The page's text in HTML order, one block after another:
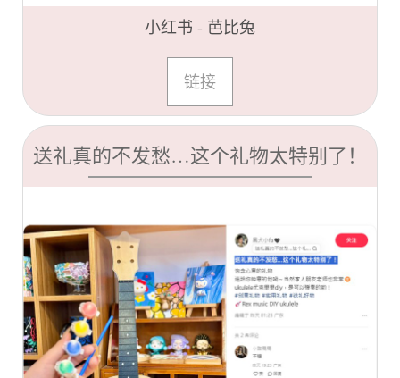
小红书 - 芭比兔
链接
送礼真的不发愁…这个礼物太特别了！